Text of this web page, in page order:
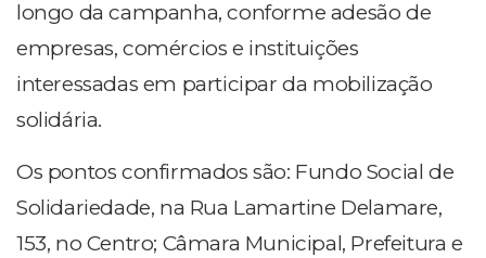
longo da campanha, conforme adesão de
empresas, comércios e instituições
interessadas em participar da mobilização
solidária.
Os pontos confirmados são: Fundo Social de
Solidariedade, na Rua Lamartine Delamare,
153, no Centro; Câmara Municipal, Prefeitura e